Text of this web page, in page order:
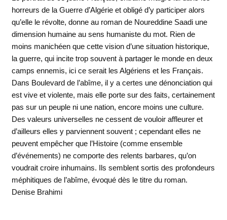
horreurs de la Guerre d’Algérie et obligé d’y participer alors
qu’elle le révolte, donne au roman de Noureddine Saadi une
dimension humaine au sens humaniste du mot. Rien de
moins manichéen que cette vision d’une situation historique,
la guerre, qui incite trop souvent à partager le monde en deux
camps ennemis, ici ce serait les Algériens et les Français.
Dans Boulevard de l’abîme, il y a certes une dénonciation qui
est vive et violente, mais elle porte sur des faits, certainement
pas sur un peuple ni une nation, encore moins une culture.
Des valeurs universelles ne cessent de vouloir affleurer et
d’ailleurs elles y parviennent souvent ; cependant elles ne
peuvent empêcher que l’Histoire (comme ensemble
d’événements) ne comporte des relents barbares, qu’on
voudrait croire inhumains. Ils semblent sortis des profondeurs
méphitiques de l’abîme, évoqué dès le titre du roman.
Denise Brahimi